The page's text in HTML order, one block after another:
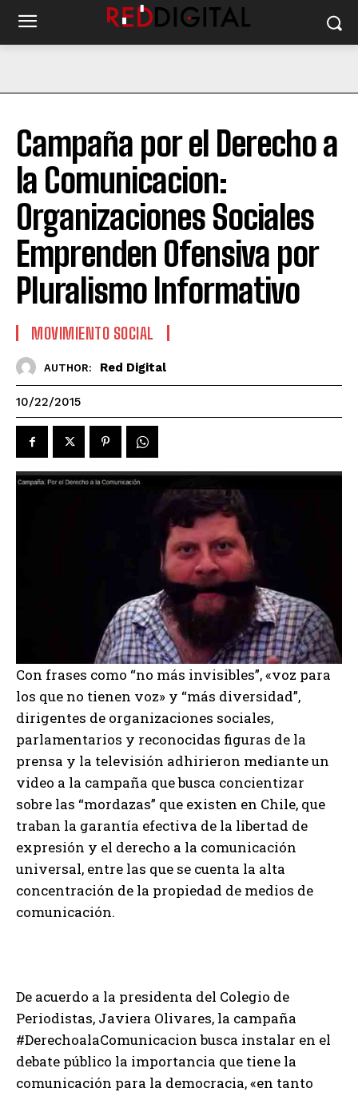
Campaña por el Derecho a
la Comunicacion:
Organizaciones Sociales
Emprenden Ofensiva por
Pluralismo Informativo
MOVIMIENTO SOCIAL
AUTHOR: Red Digital
10/22/2015
Con frases como “no más invisibles”, «voz para
los que no tienen voz» y “más diversidad”,
dirigentes de organizaciones sociales,
parlamentarios y reconocidas figuras de la
prensa y la televisión adhirieron mediante un
video a la campaña que busca concientizar
sobre las “mordazas” que existen en Chile, que
traban la garantía efectiva de la libertad de
expresión y el derecho a la comunicación
universal, entre las que se cuenta la alta
concentración de la propiedad de medios de
comunicación.
De acuerdo a la presidenta del Colegio de
Periodistas, Javiera Olivares, la campaña
#DerechoalaComunicacion busca instalar en el
debate público la importancia que tiene la
comunicación para la democracia, «en tanto